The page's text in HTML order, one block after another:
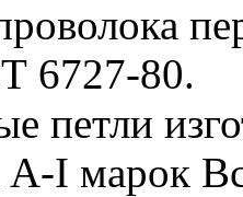
6727-80.
петли
А-I марок